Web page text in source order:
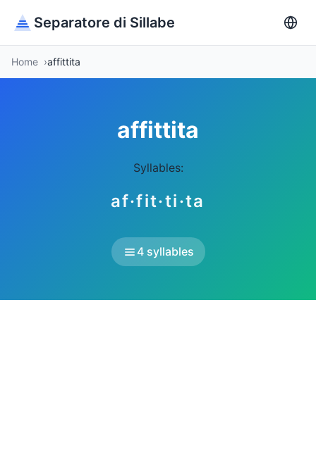
Separatore di Sillabe
Home affittita
affittita
Syllables:
af·fit·ti·ta
4 syllables